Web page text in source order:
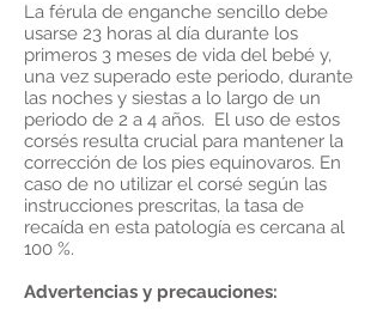
La férula de enganche sencillo debe
usarse 23 horas al día durante los
primeros 3 meses de vida del bebé y,
una vez superado este periodo, durante
las noches y siestas a lo largo de un
periodo de 2 a 4 años. El uso de estos
corsés resulta crucial para mantener la
corrección de los pies equinovaros. En
caso de no utilizar el corsé según las
instrucciones prescritas, la tasa de
recaída en esta patología es cercana al
100 %.
Advertencias y precauciones: